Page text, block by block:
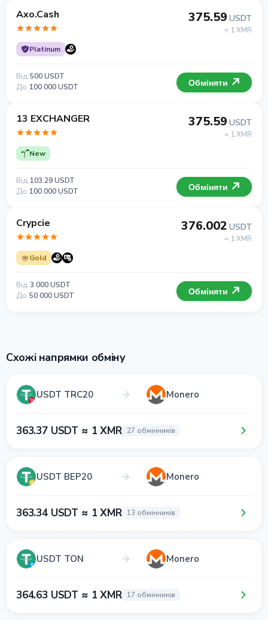
Axo.Cash
Platinum
375.59 USDT
= 1 XMR
Від 500 USDT
До 100 000 USDT Обміняти
13 EXCHANGER
New
375.59 USDT
= 1 XMR
Від 103.29 USDT
До 100 000 USDT Обміняти
Crypcie
Gold
376.002 USDT
= 1 XMR
Від 3 000 USDT
До 50 000 USDT Обміняти
Схожі напрямки обміну
USDT TRC20 Monero
363.37 USDT ≈ 1 XMR 27 обмінників
USDT BEP20 Monero
363.34 USDT ≈ 1 XMR 13 обмінників
USDT TON Monero
364.63 USDT ≈ 1 XMR 17 обмінників